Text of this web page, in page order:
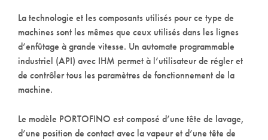
La technologie et les composants utilisés pour ce type de
machines sont les mêmes que ceux utilisés dans les lignes
d’enfûtage à grande vitesse. Un automate programmable
industriel (API) avec IHM permet à l’utilisateur de régler et
de contrôler tous les paramètres de fonctionnement de la
machine.
Le modèle PORTOFINO est composé d’une tête de lavage,
d’une position de contact avec la vapeur et d’une tête de